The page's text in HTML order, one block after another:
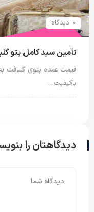
0 دیدگاه
تأمین سبد کامل پتو
قیمت عمده پتوی گلبافت
باکیفیت…
دیدگاهتان را